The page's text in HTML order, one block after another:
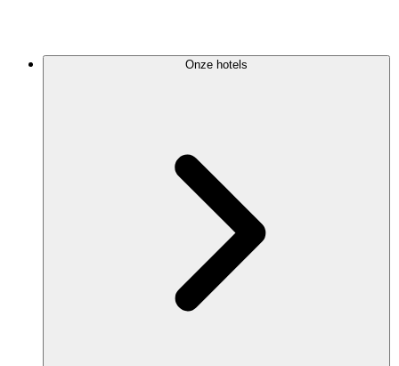
Onze hotels